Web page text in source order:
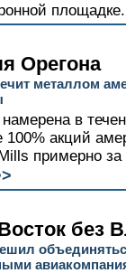
Орегона
металлом
в
100% акций
примерно
без